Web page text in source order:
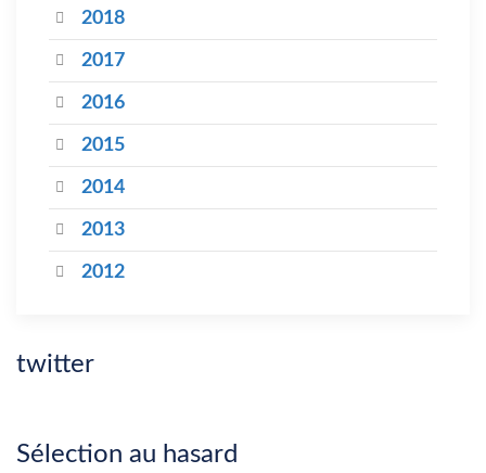
2018
2017
2016
2015
2014
2013
2012
twitter
Sélection au hasard